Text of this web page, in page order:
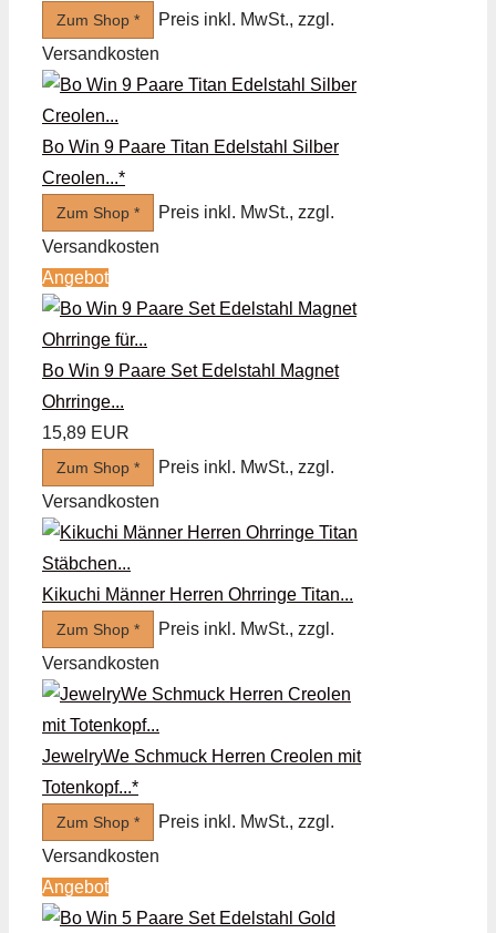
Zum Shop *
Preis inkl. MwSt., zzgl.
Versandkosten
Bo Win 9 Paare Titan Edelstahl Silber
Creolen...*
Zum Shop *
Preis inkl. MwSt., zzgl.
Versandkosten
Angebot
Bo Win 9 Paare Set Edelstahl Magnet
Ohrringe...
15,89 EUR
Zum Shop *
Preis inkl. MwSt., zzgl.
Versandkosten
Kikuchi Männer Herren Ohrringe Titan...
Zum Shop *
Preis inkl. MwSt., zzgl.
Versandkosten
JewelryWe Schmuck Herren Creolen mit
Totenkopf...*
Zum Shop *
Preis inkl. MwSt., zzgl.
Versandkosten
Angebot